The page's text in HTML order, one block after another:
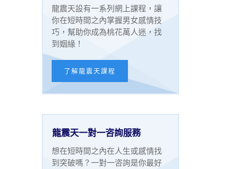
龍震天設有一系列網上課程，讓
你在短時間之內掌握男女感情技
巧，幫助你成為桃花萬人迷，找
到姻緣！
了解龍震天課程
龍震天一對一咨詢服務
想在短時間之內在人生或感情找
到突破嗎？一對一咨詢是你最好